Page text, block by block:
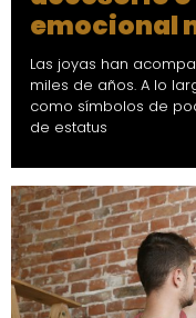
emocional
Las joyas han
miles de años. A lo
como símbolos de
de estatus